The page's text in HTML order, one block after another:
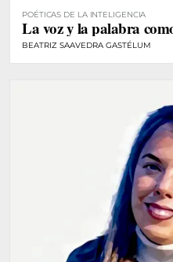
POÉTICAS DE LA INTELIGENCIA
La voz y la palabra
BEATRIZ SAAVEDRA GASTÉLUM